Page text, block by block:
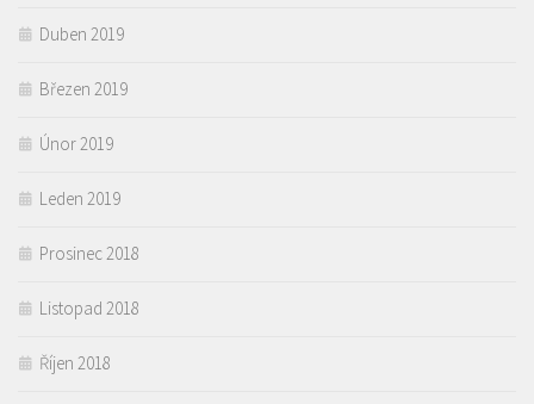
Duben 2019
Březen 2019
Únor 2019
Leden 2019
Prosinec 2018
Listopad 2018
Říjen 2018